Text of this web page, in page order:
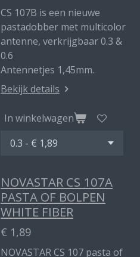
CS 107B is een nieuwe
pastadobber met multicolor
antenne, verkrijgbaar 0.3 &
0.6
Antennetjes 1,45mm.
Bekijk details
In winkelwagen
NOVASTAR CS 107A
PASTA OF BOLPEN
WHITE FIBER
€ 1,89
NOVASTAR CS 107 pasta of